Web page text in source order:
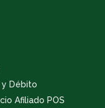
Débito
Afiliado POS